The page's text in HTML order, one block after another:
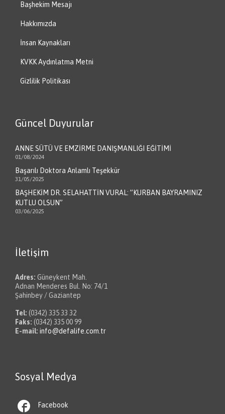
Başhekim Mesajı
Hakkımızda
İnsan Kaynakları
KVKK Aydınlatma Metni
Gizlilik Politikası
Güncel Duyurular
ANNE SÜTÜ VE EMZİRME DANIŞMANLIĞI EĞİTİMİ
01/08/2024
Başarılı Doktora Anlamlı Teşekkür
31/05/2025
BAŞHEKİM DR. SELAHATTİN VURAL: ”KURBAN BAYRAMINIZ
KUTLU OLSUN”
03/06/2025
İletişim
Adres: Güneykent Mah.
Adnan Menderes Bul. No: 74/1
Şahinbey / Gaziantep
Tel: (0342) 335 33 32
Faks: (0342) 335 00 99
E-mail: info@defalife.com.tr
Sosyal Medya
 Facebook